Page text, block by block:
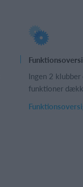
Ingen 2 klubber
funktioner